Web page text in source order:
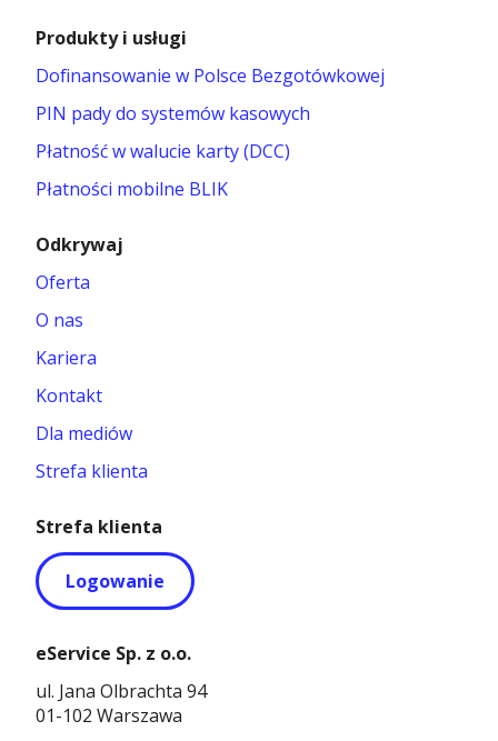
Produkty i usługi
Dofinansowanie w Polsce Bezgotówkowej
PIN pady do systemów kasowych
Płatność w walucie karty (DCC)
Płatności mobilne BLIK
Odkrywaj
Oferta
O nas
Kariera
Kontakt
Dla mediów
Strefa klienta
Strefa klienta
Logowanie
eService Sp. z o.o.
ul. Jana Olbrachta 94
01-102 Warszawa